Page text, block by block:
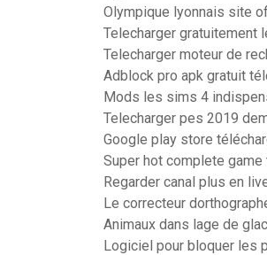
Olympique lyonnais site
Telecharger gratuitement
Telecharger moteur de
Adblock pro apk gratuit
Mods les sims 4
Telecharger pes 2019
Google play store
Super hot complete
Regarder canal plus en
Le correcteur
Animaux dans lage de
Logiciel pour bloquer les